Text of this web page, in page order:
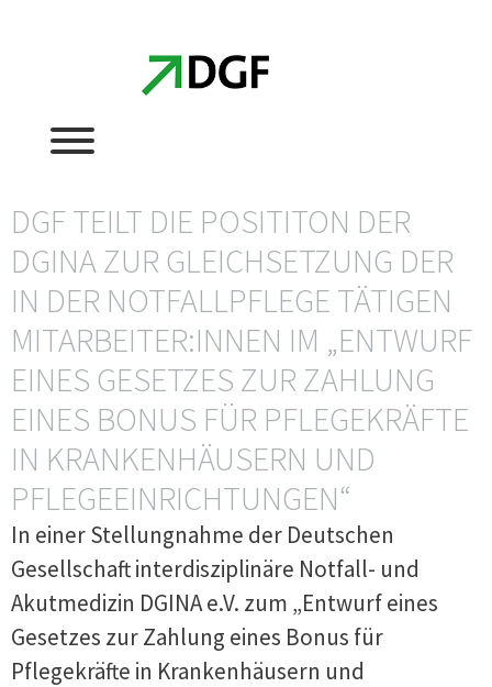
DGF TEILT DIE POSITITON DER
DGINA ZUR GLEICHSETZUNG DER
IN DER NOTFALLPFLEGE TÄTIGEN
MITARBEITER:INNEN IM „ENTWURF
EINES GESETZES ZUR ZAHLUNG
EINES BONUS FÜR PFLEGEKRÄFTE
IN KRANKENHÄUSERN UND
PFLEGEEINRICHTUNGEN“
In einer Stellungnahme der Deutschen
Gesellschaft interdisziplinäre Notfall- und
Akutmedizin DGINA e.V. zum „Entwurf eines
Gesetzes zur Zahlung eines Bonus für
Pflegekräfte in Krankenhäusern und